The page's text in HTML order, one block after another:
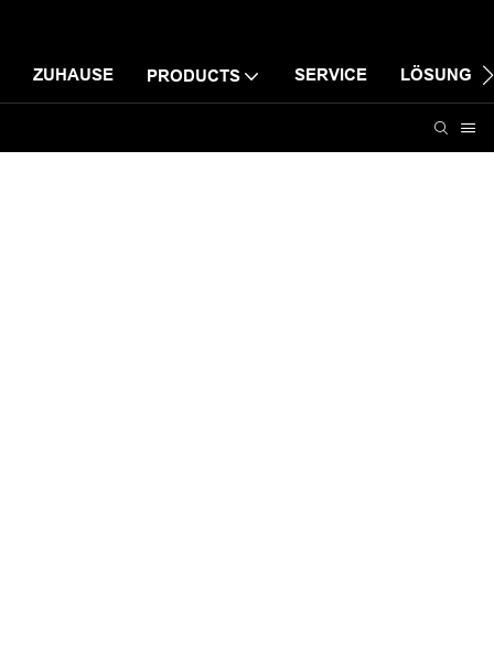
ZUHAUSE PRODUCTS SERVICE LÖSUNG